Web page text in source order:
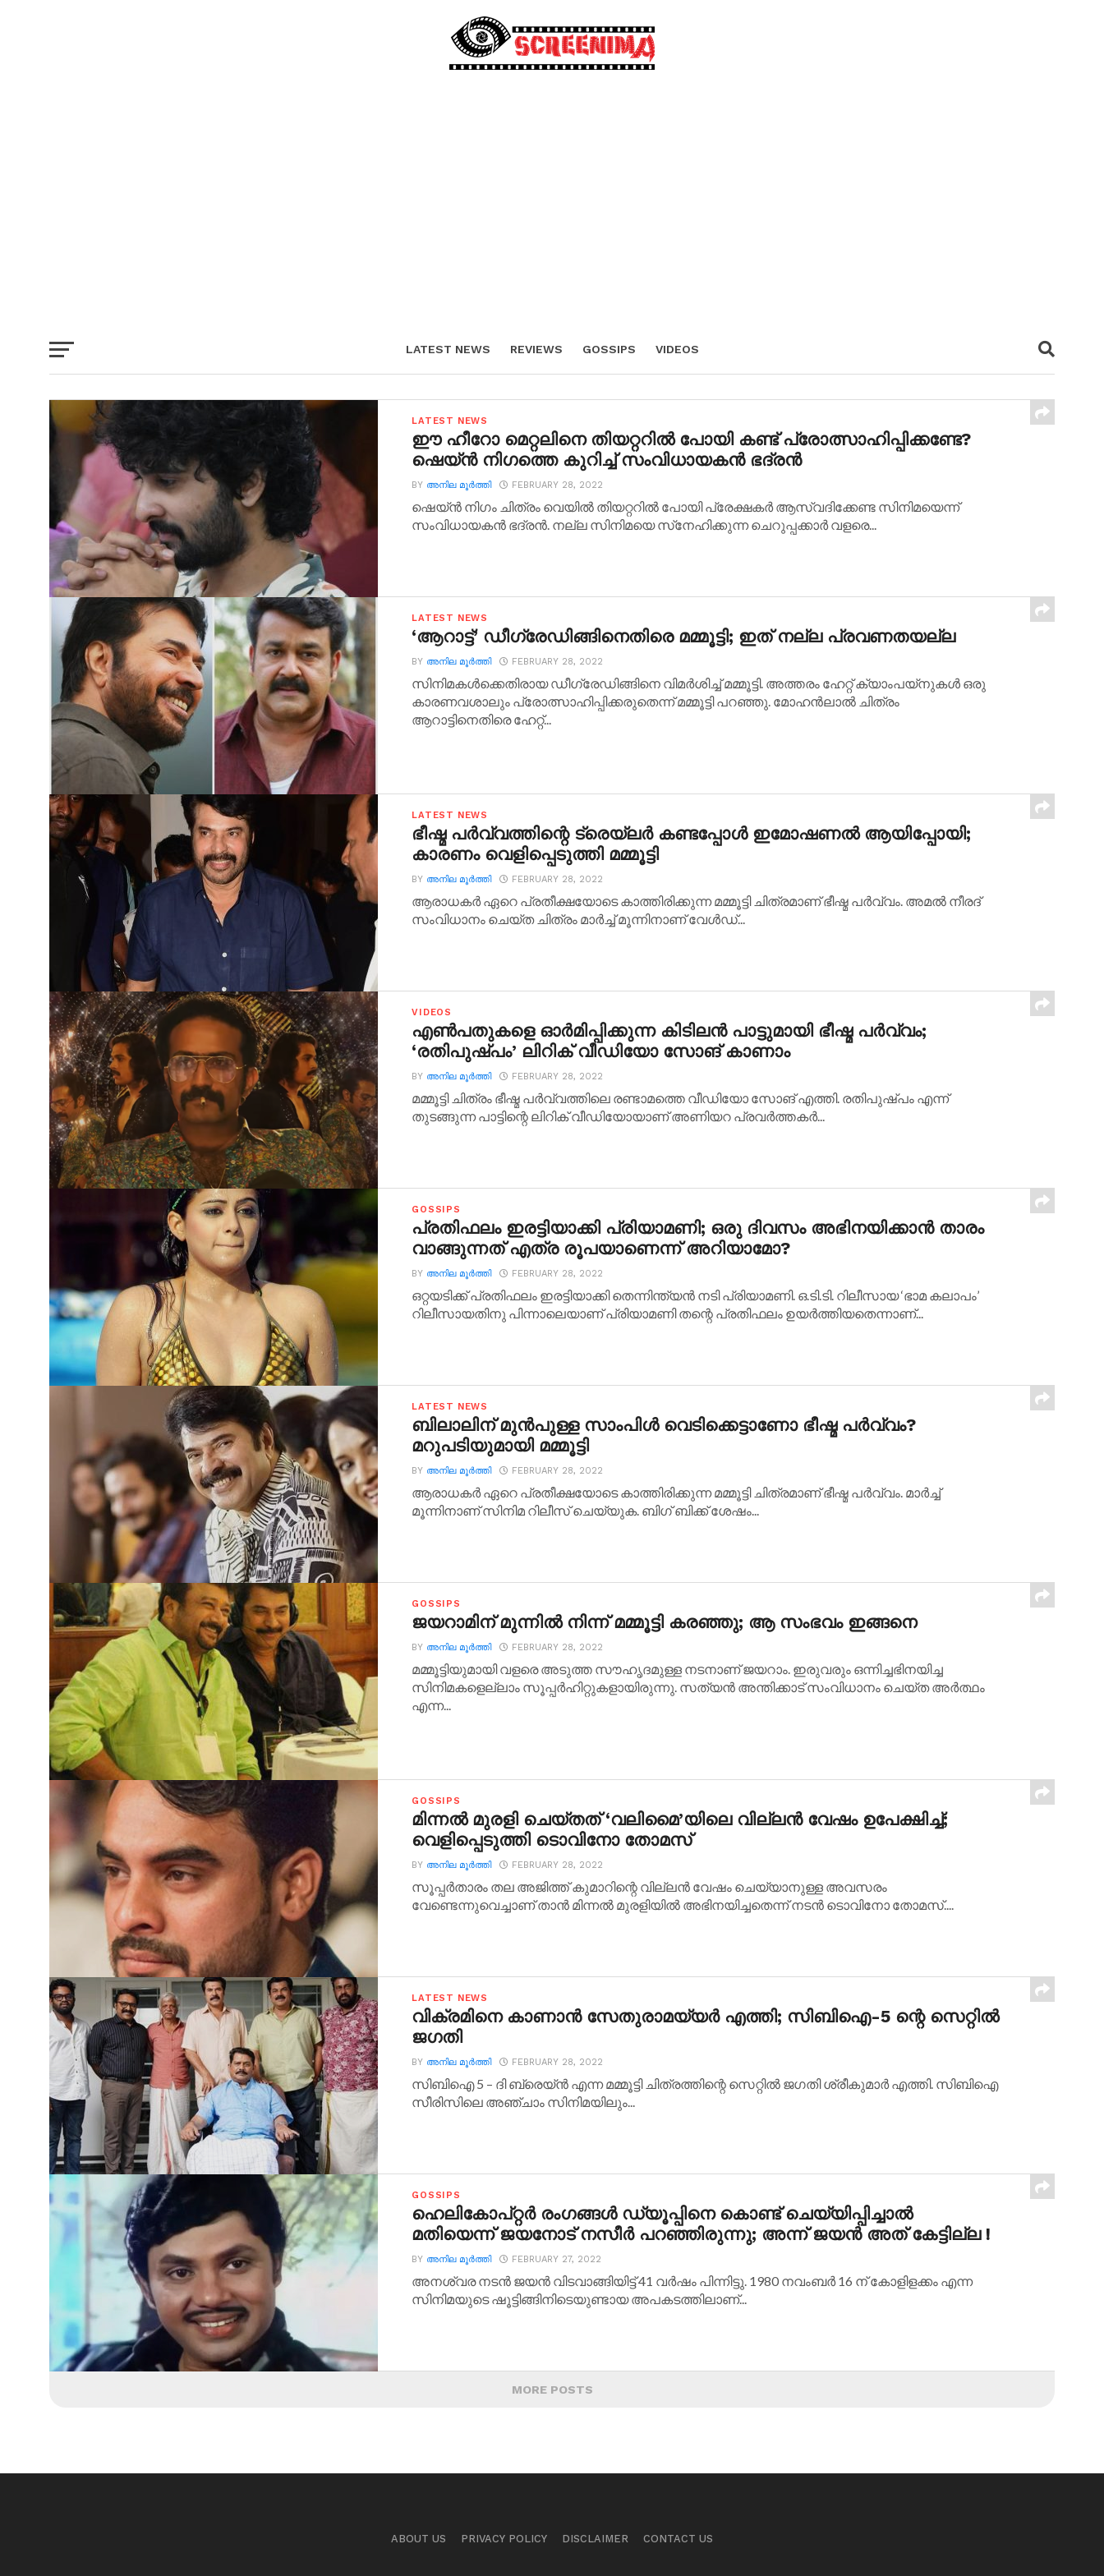
LATEST NEWS REVIEWS GOSSIPS VIDEOS
LATEST NEWS
ഈ ഹീറോ മെറ്റലിനെ തിയറ്ററില്‍ പോയി കണ്ട് പ്രോത്സാഹിപ്പിക്കണ്ടേ?
ഷെയ്ന്‍ നിഗത്തെ കുറിച്ച് സംവിധായകന്‍ ഭദ്രന്‍
BY അനില മൂര്‍ത്തി FEBRUARY 28, 2022
ഷെയ്ന്‍ നിഗം ചിത്രം വെയില്‍ തിയറ്ററില്‍ പോയി പ്രേക്ഷകര്‍ ആസ്വദിക്കേണ്ട സിനിമയെന്ന്
സംവിധായകന്‍ ഭദ്രന്‍. നല്ല സിനിമയെ സ്‌നേഹിക്കുന്ന ചെറുപ്പക്കാര്‍ വളരെ...
LATEST NEWS
‘ആറാട്ട്’ ഡീഗ്രേഡിങ്ങിനെതിരെ മമ്മൂട്ടി; ഇത് നല്ല പ്രവണതയല്ല
BY അനില മൂര്‍ത്തി FEBRUARY 28, 2022
സിനിമകള്‍ക്കെതിരായ ഡീഗ്രേഡിങ്ങിനെ വിമര്‍ശിച്ച് മമ്മൂട്ടി. അത്തരം ഹേറ്റ് ക്യാംപയ്നുകള്‍ ഒരു
കാരണവശാലും പ്രോത്സാഹിപ്പിക്കരുതെന്ന് മമ്മൂട്ടി പറഞ്ഞു. മോഹന്‍ലാല്‍ ചിത്രം
ആറാട്ടിനെതിരെ ഹേറ്റ്...
LATEST NEWS
ഭീഷ്മ പര്‍വ്വത്തിന്റെ ട്രെയ്‌ലര്‍ കണ്ടപ്പോള്‍ ഇമോഷണല്‍ ആയിപ്പോയി;
കാരണം വെളിപ്പെടുത്തി മമ്മൂട്ടി
BY അനില മൂര്‍ത്തി FEBRUARY 28, 2022
ആരാധകര്‍ ഏറെ പ്രതീക്ഷയോടെ കാത്തിരിക്കുന്ന മമ്മൂട്ടി ചിത്രമാണ് ഭീഷ്മ പര്‍വ്വം. അമല്‍ നീരദ്
സംവിധാനം ചെയ്ത ചിത്രം മാര്‍ച്ച് മൂന്നിനാണ് വേള്‍ഡ്...
VIDEOS
എണ്‍പതുകളെ ഓര്‍മിപ്പിക്കുന്ന കിടിലന്‍ പാട്ടുമായി ഭീഷ്മ പര്‍വ്വം;
‘രതിപുഷ്പം’ ലിറിക് വീഡിയോ സോങ് കാണാം
BY അനില മൂര്‍ത്തി FEBRUARY 28, 2022
മമ്മൂട്ടി ചിത്രം ഭീഷ്മ പര്‍വ്വത്തിലെ രണ്ടാമത്തെ വീഡിയോ സോങ് എത്തി. രതിപുഷ്പം എന്ന്
തുടങ്ങുന്ന പാട്ടിന്റെ ലിറിക് വീഡിയോയാണ് അണിയറ പ്രവര്‍ത്തകര്‍...
GOSSIPS
പ്രതിഫലം ഇരട്ടിയാക്കി പ്രിയാമണി; ഒരു ദിവസം അഭിനയിക്കാന്‍ താരം
വാങ്ങുന്നത് എത്ര രൂപയാണെന്ന് അറിയാമോ?
BY അനില മൂര്‍ത്തി FEBRUARY 28, 2022
ഒറ്റയടിക്ക് പ്രതിഫലം ഇരട്ടിയാക്കി തെന്നിന്ത്യന്‍ നടി പ്രിയാമണി. ഒ.ടി.ടി. റിലീസായ ‘ഭാമ കലാപം’
റിലീസായതിനു പിന്നാലെയാണ് പ്രിയാമണി തന്റെ പ്രതിഫലം ഉയര്‍ത്തിയതെന്നാണ്...
LATEST NEWS
ബിലാലിന് മുന്‍പുള്ള സാംപിള്‍ വെടിക്കെട്ടാണോ ഭീഷ്മ പര്‍വ്വം?
മറുപടിയുമായി മമ്മൂട്ടി
BY അനില മൂര്‍ത്തി FEBRUARY 28, 2022
ആരാധകര്‍ ഏറെ പ്രതീക്ഷയോടെ കാത്തിരിക്കുന്ന മമ്മൂട്ടി ചിത്രമാണ് ഭീഷ്മ പര്‍വ്വം. മാര്‍ച്ച്
മൂന്നിനാണ് സിനിമ റിലീസ് ചെയ്യുക. ബിഗ് ബിക്ക് ശേഷം...
GOSSIPS
ജയറാമിന് മുന്നില്‍ നിന്ന് മമ്മൂട്ടി കരഞ്ഞു; ആ സംഭവം ഇങ്ങനെ
BY അനില മൂര്‍ത്തി FEBRUARY 28, 2022
മമ്മൂട്ടിയുമായി വളരെ അടുത്ത സൗഹൃദമുള്ള നടനാണ് ജയറാം. ഇരുവരും ഒന്നിച്ചഭിനയിച്ച
സിനിമകളെല്ലാം സൂപ്പര്‍ഹിറ്റുകളായിരുന്നു. സത്യന്‍ അന്തിക്കാട് സംവിധാനം ചെയ്ത അര്‍ത്ഥം
എന്ന...
GOSSIPS
മിന്നല്‍ മുരളി ചെയ്തത് ‘വലിമൈ’യിലെ വില്ലന്‍ വേഷം ഉപേക്ഷിച്ച്;
വെളിപ്പെടുത്തി ടൊവിനോ തോമസ്
BY അനില മൂര്‍ത്തി FEBRUARY 28, 2022
സൂപ്പര്‍താരം തല അജിത്ത് കുമാറിന്റെ വില്ലന്‍ വേഷം ചെയ്യാനുള്ള അവസരം
വേണ്ടെന്നുവെച്ചാണ് താന്‍ മിന്നല്‍ മുരളിയില്‍ അഭിനയിച്ചതെന്ന് നടന്‍ ടൊവിനോ തോമസ്....
LATEST NEWS
വിക്രമിനെ കാണാന്‍ സേതുരാമയ്യര്‍ എത്തി; സിബിഐ-5 ന്റെ സെറ്റില്‍
ജഗതി
BY അനില മൂര്‍ത്തി FEBRUARY 28, 2022
സിബിഐ 5 – ദി ബ്രെയ്ന്‍ എന്ന മമ്മൂട്ടി ചിത്രത്തിന്റെ സെറ്റില്‍ ജഗതി ശ്രീകുമാര്‍ എത്തി. സിബിഐ
സീരിസിലെ അഞ്ചാം സിനിമയിലും...
GOSSIPS
ഹെലികോപ്റ്റര്‍ രംഗങ്ങള്‍ ഡ്യൂപ്പിനെ കൊണ്ട് ചെയ്യിപ്പിച്ചാല്‍
മതിയെന്ന് ജയനോട് നസീര്‍ പറഞ്ഞിരുന്നു; അന്ന് ജയന്‍ അത് കേട്ടില്ല !
BY അനില മൂര്‍ത്തി FEBRUARY 27, 2022
അനശ്വര നടന്‍ ജയന്‍ വിടവാങ്ങിയിട്ട് 41 വര്‍ഷം പിന്നിട്ടു. 1980 നവംബര്‍ 16 ന് കോളിളക്കം എന്ന
സിനിമയുടെ ഷൂട്ടിങ്ങിനിടെയുണ്ടായ അപകടത്തിലാണ്...
MORE POSTS
ABOUT US PRIVACY POLICY DISCLAIMER CONTACT US